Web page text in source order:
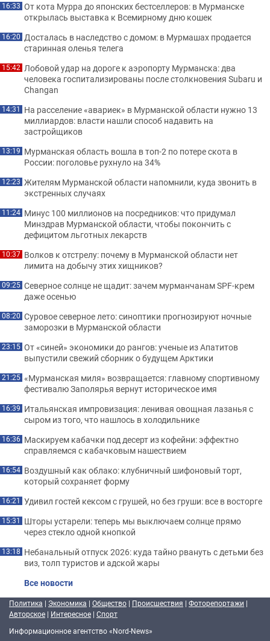
16:33 От кота Мурра до японских бестселлеров: в Мурманске
открылась выставка к Всемирному дню кошек
16:20 Досталась в наследство с домом: в Мурмашах продается
старинная оленья телега
15:42 Лобовой удар на дороге к аэропорту Мурманска: два
человека госпитализированы после столкновения Subaru и
Changan
14:31 На расселение «авариек» в Мурманской области нужно 13
миллиардов: власти нашли способ надавить на
застройщиков
13:19 Мурманская область вошла в топ-2 по потере скота в
России: поголовье рухнуло на 34%
12:23 Жителям Мурманской области напомнили, куда звонить в
экстренных случаях
11:24 Минус 100 миллионов на посредников: что придумал
Минздрав Мурманской области, чтобы покончить с
дефицитом льготных лекарств
10:37 Волков к отстрелу: почему в Мурманской области нет
лимита на добычу этих хищников?
09:25 Северное солнце не щадит: зачем мурманчанам SPF-крем
даже осенью
08:20 Суровое северное лето: синоптики прогнозируют ночные
заморозки в Мурманской области
23:15 От «синей» экономики до рангов: ученые из Апатитов
выпустили свежий сборник о будущем Арктики
21:25 «Мурманская миля» возвращается: главному спортивному
фестивалю Заполярья вернут историческое имя
16:39 Итальянская импровизация: ленивая овощная лазанья с
сыром из того, что нашлось в холодильнике
16:36 Маскируем кабачки под десерт из кофейни: эффектно
справляемся с кабачковым нашествием
16:54 Воздушный как облако: клубничный шифоновый торт,
который сохраняет форму
16:21 Удивил гостей кексом с грушей, но без груши: все в восторге
15:31 Шторы устарели: теперь мы выключаем солнце прямо
через стекло одной кнопкой
13:18 Небанальный отпуск 2026: куда тайно рвануть с детьми без
виз, толп туристов и адской жары
Все новости
Политика | Экономика | Общество | Происшествия | Фоторепортажи |
Авторское | Интересное | Спорт
Информационное агентство «Nord-News»